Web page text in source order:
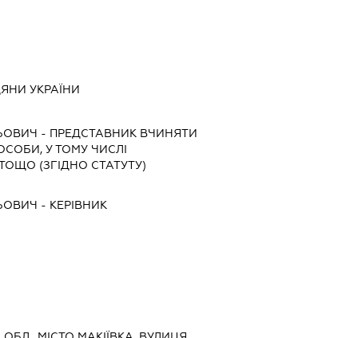
УКРАЇНИ
- ПРЕДСТАВНИК ВЧИНЯТИ
У ТОМУ ЧИСЛІ
(ЗГІДНО СТАТУТУ)
- КЕРІВНИК